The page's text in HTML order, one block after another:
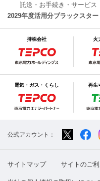
託送・お手続き・サービス
2029年度活用分ブラックスタ
持株会社 火
電気・ガス・くらし 再生
公式アカウント：
サイトマップ サイトのご